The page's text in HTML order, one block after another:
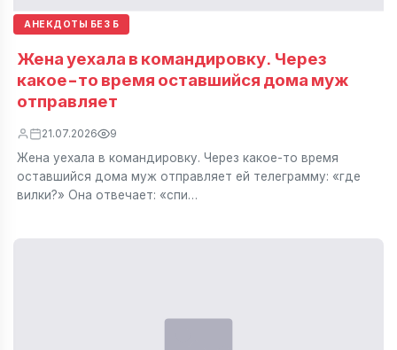
АНЕКДОТЫ БЕЗ Б
Жена уехала в командировку. Через
какое-то время оставшийся дома муж
отправляет
21.07.2026 9
Жена уехала в командировку. Через какое-то время
оставшийся дома муж отправляет ей телеграмму: «где
вилки?» Она отвечает: «спи…